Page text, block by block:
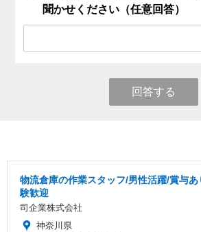
聞かせください（任意回答）
回答する
物流倉庫の作業スタッフ/男性活躍/賞与
験歓迎
司企業株式会社
神奈川県